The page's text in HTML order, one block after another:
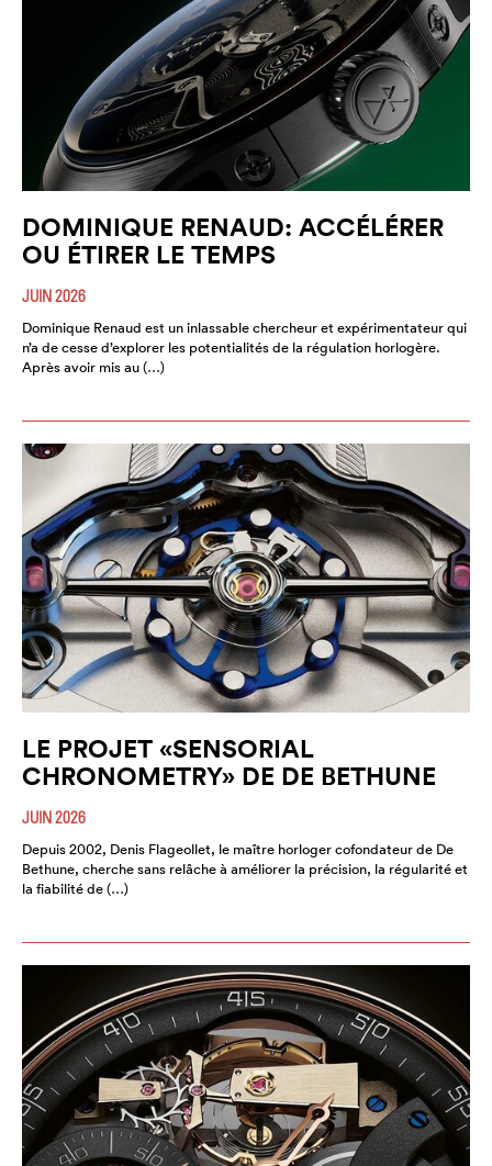
DOMINIQUE RENAUD: ACCÉLÉRER
OU ÉTIRER LE TEMPS
JUIN 2026
Dominique Renaud est un inlassable chercheur et expérimentateur qui
n’a de cesse d’explorer les potentialités de la régulation horlogère.
Après avoir mis au (…)
LE PROJET «SENSORIAL
CHRONOMETRY» DE DE BETHUNE
JUIN 2026
Depuis 2002, Denis Flageollet, le maître horloger cofondateur de De
Bethune, cherche sans relâche à améliorer la précision, la régularité et
la fiabilité de (…)